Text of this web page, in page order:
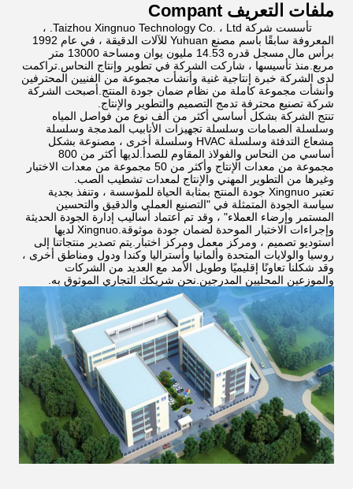
ملفات التعريف Compant
تأسست شركة Taizhou Xingnuo Technology Co. ، Ltd. ،
المعروفة سابقًا باسم مصنع Yuhuan للآلات الدقيقة ، في عام 1992
برأس مال مسجل قدره 14.53 مليون يوان ومساحة 13000 متر
مربع.منذ تأسيسها ، شاركت الشركة في تطوير وإنتاج النحاس.تراكمت
لدى الشركة خبرة إنتاجية غنية وأنشأت مجموعة من الفنيين المحترفين
وأنشأت مجموعة كاملة من نظام ضمان جودة المنتج.أصبحت الشركة
شركة تصنيع محترفة تدمج التصميم والتطوير والإنتاج.
تنتج الشركة بشكل أساسي أكثر من ألف نوع من فواصل المياه
وسلسلة الصمامات وسلسلة تجهيزات الأنابيب المدمجة وسلسلة
مشعاع التدفئة وسلسلة HVAC وسلسلة أخرى ، مصنوعة بشكل
أساسي من النحاس والفولاذ المقاوم للصدأ.لديها أكثر من 800
مجموعة من معدات الإنتاج وأكثر من 50 مجموعة من معدات الاختبار
وغيرها من التطوير المهني والإنتاج لمعدات تشطيب الصب.
تعتبر Xingnuo جودة المنتج بمثابة الحياة للمؤسسة ، وتنفذ بجدية
سياسة الجودة المتمثلة في "التصنيع العملي والدقيق والتحسين
المستمر وإرضاء العملاء" ، وقد تم اعتماد أساليب إدارة الجودة الحديثة
وإجراءات الاختبار الموحدة لضمان جودة موثوقة.Xingnuo لديها
استوديو تصميم ، ومركز معمل ومركز اختبار.يتم تصدير منتجاتنا إلى
روسيا والولايات المتحدة وألمانيا وأستراليا وكندا ودول ومناطق أخرى ،
وقد شكلنا تعاونًا إقليميًا وطويل الأمد مع العديد من الشركات
والموزعين المحليين المدرجين.نحن شريكك التجاري الموثوق به.